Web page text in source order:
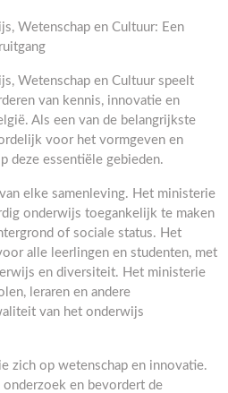
Wetenschap en Cultuur: Een
Wetenschap en Cultuur speelt
van kennis, innovatie en
Als een van de belangrijkste
voor het vormgeven en
deze essentiële gebieden.
elke samenleving. Het ministerie
onderwijs toegankelijk te maken
of sociale status. Het
alle leerlingen en studenten, met
en diversiteit. Het ministerie
leraren en andere
van het onderwijs
zich op wetenschap en innovatie.
onderzoek en bevordert de